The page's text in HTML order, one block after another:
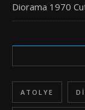
Diorama 1970
ATOLYE